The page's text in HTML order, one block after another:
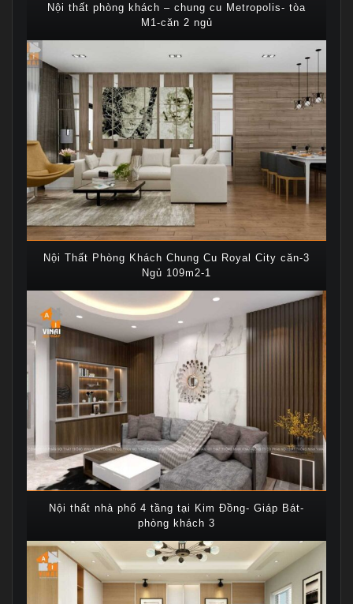
Nội thất phòng khách – chung cu Metropolis- tòa
M1-căn 2 ngủ
Nội Thất Phòng Khách Chung Cu Royal City căn-3
Ngủ 109m2-1
Nội thất nhà phố 4 tầng tại Kim Đồng- Giáp Bát-
phòng khách 3